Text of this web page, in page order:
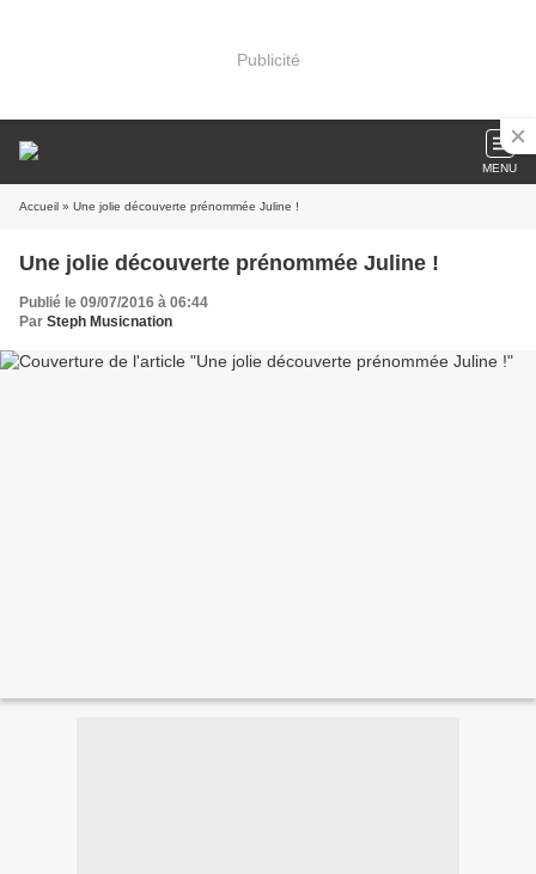
Publicité
MENU
Accueil » Une jolie découverte prénommée Juline !
Une jolie découverte prénommée Juline !
Publié le 09/07/2016 à 06:44
Par Steph Musicnation